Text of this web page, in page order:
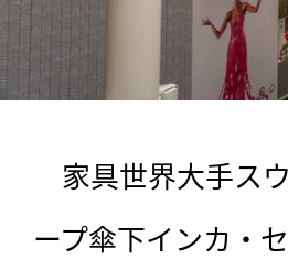
家具世界大手ス
ープ傘下インカ・